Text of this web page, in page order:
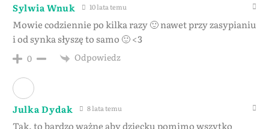
Sylwia Wnuk 10 lata temu
Mowie codziennie po kilka razy 🙂 nawet przy zasypianiu
i od synka słyszę to samo 🙂 <3
0 Odpowiedz
Julka Dydak 8 lata temu
Tak, to bardzo ważne aby dziecku pomimo wszytko